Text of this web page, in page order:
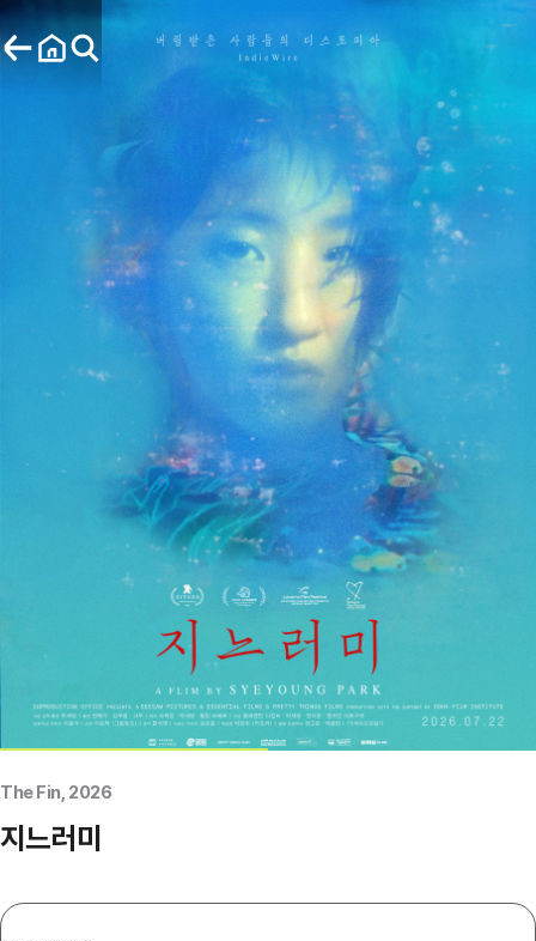
로그인
이벤트 마이페이지
The Fin, 2026
지느러미
씨네큐브 로그인
자동 로그인
로그인하기
아이디찾기비밀번호 찾기회원가입
지느러미
The Fin, 2026